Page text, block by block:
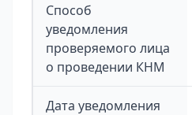
Способ
уведомления
проверяемого лица
о проведении КНМ
Дата уведомления